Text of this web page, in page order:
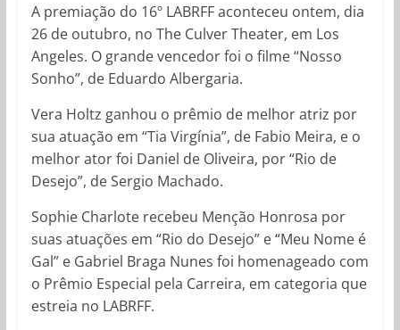
A premiação do 16º LABRFF aconteceu ontem, dia
26 de outubro, no The Culver Theater, em Los
Angeles. O grande vencedor foi o filme “Nosso
Sonho”, de Eduardo Albergaria.
Vera Holtz ganhou o prêmio de melhor atriz por
sua atuação em “Tia Virgínia”, de Fabio Meira, e o
melhor ator foi Daniel de Oliveira, por “Rio de
Desejo”, de Sergio Machado.
Sophie Charlote recebeu Menção Honrosa por
suas atuações em “Rio do Desejo” e “Meu Nome é
Gal” e Gabriel Braga Nunes foi homenageado com
o Prêmio Especial pela Carreira, em categoria que
estreia no LABRFF.